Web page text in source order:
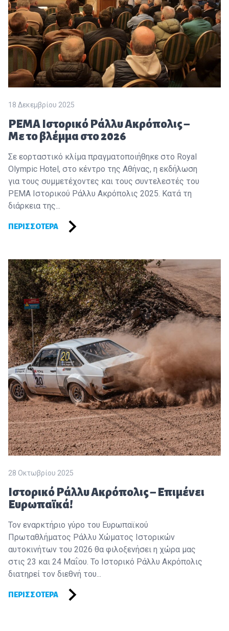
18 Δεκεμβρίου 2025
PEMA Ιστορικό Ράλλυ Ακρόπολις –
Με το βλέμμα στο 2026
Σε εορταστικό κλίμα πραγματοποιήθηκε στο Royal
Olympic Hotel, στο κέντρο της Αθήνας, η εκδήλωση
για τους συμμετέχοντες και τους συντελεστές του
PEMA Ιστορικού Ράλλυ Ακρόπολις 2025. Κατά τη
διάρκεια της...
ΠΕΡΙΣΣΌΤΕΡΑ
28 Οκτωβρίου 2025
Ιστορικό Ράλλυ Ακρόπολις – Επιμένει
Ευρωπαϊκά!
Τον εναρκτήριο γύρο του Ευρωπαϊκού
Πρωταθλήματος Ράλλυ Χώματος Ιστορικών
αυτοκινήτων του 2026 θα φιλοξενήσει η χώρα μας
στις 23 και 24 Μαΐου. Το Ιστορικό Ράλλυ Ακρόπολις
διατηρεί τον διεθνή του...
ΠΕΡΙΣΣΌΤΕΡΑ